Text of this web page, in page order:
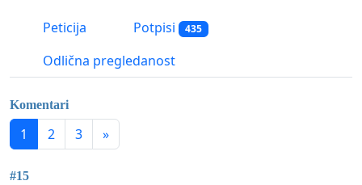
Peticija Potpisi 435
Odlična pregledanost
Komentari
1 2 3 »
#15